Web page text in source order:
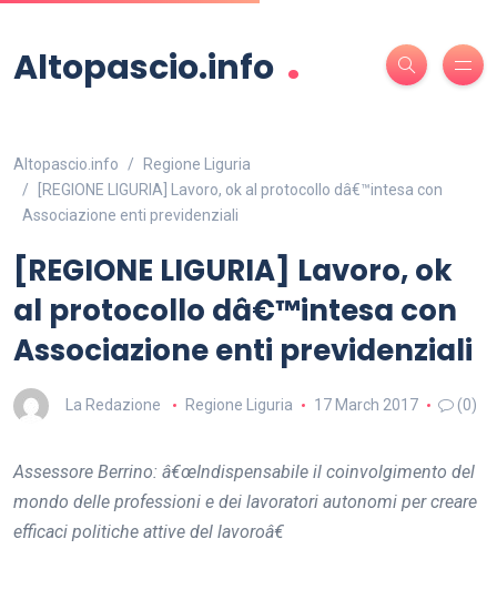
Altopascio.info .
Altopascio.info
Regione Liguria
[REGIONE LIGURIA] Lavoro, ok al protocollo dâ€™intesa con
Associazione enti previdenziali
[REGIONE LIGURIA] Lavoro, ok
al protocollo dâ€™intesa con
Associazione enti previdenziali
La Redazione Regione Liguria 17 March 2017 (0)
Assessore Berrino: â€œIndispensabile il coinvolgimento del
mondo delle professioni e dei lavoratori autonomi per creare
efficaci politiche attive del lavoroâ€